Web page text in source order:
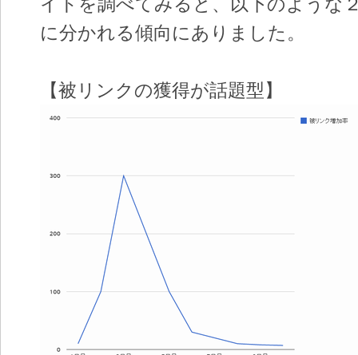
イトを調べてみると、以下のような
に分かれる傾向にありました。
【被リンクの獲得が話題型】